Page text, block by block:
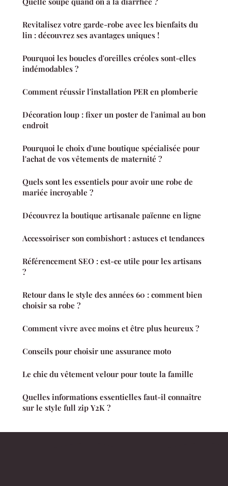
Revitalisez votre garde-robe avec les bienfaits du
lin : découvrez ses avantages uniques !
Pourquoi les boucles d'oreilles créoles sont-elles
indémodables ?
Comment réussir l'installation PER en plomberie
Décoration loup : fixer un poster de l'animal au bon
endroit
Pourquoi le choix d'une boutique spécialisée pour
l'achat de vos vêtements de maternité ?
Quels sont les essentiels pour avoir une robe de
mariée incroyable ?
Découvrez la boutique artisanale païenne en ligne
Accessoiriser son combishort : astuces et tendances
Référencement SEO : est-ce utile pour les artisans
?
Retour dans le style des années 60 : comment bien
choisir sa robe ?
Comment vivre avec moins et être plus heureux ?
Conseils pour choisir une assurance moto
Le chic du vêtement velour pour toute la famille
Quelles informations essentielles faut-il connaître
sur le style full zip Y2K ?